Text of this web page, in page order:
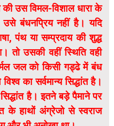
उस विमल-विशाल धारा के
बंधनप्रिय नहीं है। यदि
पंथ या सम्प्रदाय की शुद्ध
तो उसकी वहीं स्थिति वही
जल को किसी गड्ढे में बंध
का सर्वमान्य सिद्धांत है।
है। इतने बड़े पैमाने पर
के हाथों अंग्रेजो से स्वराज